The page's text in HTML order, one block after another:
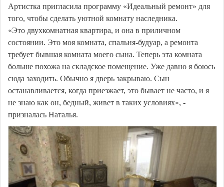
Артистка пригласила программу «Идеальный ремонт» для
того, чтобы сделать уютной комнату наследника.
«Это двухкомнатная квартира, и она в приличном
состоянии. Это моя комната, спальня-будуар, а ремонта
требует бывшая комната моего сына. Теперь эта комната
больше похожа на складское помещение. Уже давно я боюсь
сюда заходить. Обычно я дверь закрываю. Сын
останавливается, когда приезжает, это бывает не часто, и я
не знаю как он, бедный, живет в таких условиях», -
призналась Наталья.